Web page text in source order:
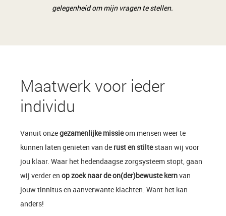
gelegenheid om mijn vragen te stellen.
Maatwerk voor ieder
individu
Vanuit onzegezamenlijke missieom mensen weer te
kunnen laten genieten van de rust en stiltestaan wij voor
jou klaar. Waar het hedendaagse zorgsysteem stopt, gaan
wij verder en op zoek naar de on(der)bewuste kernvan
jouw tinnitus en aanverwante klachten. Want het kan
anders!